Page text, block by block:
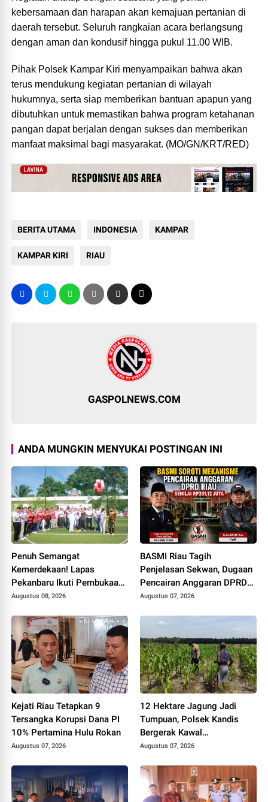
kebersamaan dan harapan akan kemajuan pertanian di
daerah tersebut. Seluruh rangkaian acara berlangsung
dengan aman dan kondusif hingga pukul 11.00 WIB.
Pihak Polsek Kampar Kiri menyampaikan bahwa akan
terus mendukung kegiatan pertanian di wilayah
hukumnya, serta siap memberikan bantuan apapun yang
dibutuhkan untuk memastikan bahwa program ketahanan
pangan dapat berjalan dengan sukses dan memberikan
manfaat maksimal bagi masyarakat. (MO/GN/KRT/RED)
BERITA UTAMA INDONESIA KAMPAR
KAMPAR KIRI RIAU
GASPOLNEWS.COM
ANDA MUNGKIN MENYUKAI POSTINGAN INI
Penuh Semangat
Kemerdekaan! Lapas
Pekanbaru Ikuti Pembukaan
Pekan Olahraga Ditjenpas
Augustus 08, 2026
BASMI Riau Tagih
Penjelasan Sekwan, Dugaan
Pencairan Anggaran DPRD
Tanpa Prosedur Tuai
Augustus 07, 2026
Kejati Riau Tetapkan 9
Tersangka Korupsi Dana PI
10% Pertamina Hulu Rokan
Augustus 07, 2026
12 Hektare Jagung Jadi
Tumpuan, Polsek Kandis
Bergerak Kawal
Swasembada Pangan
Augustus 07, 2026